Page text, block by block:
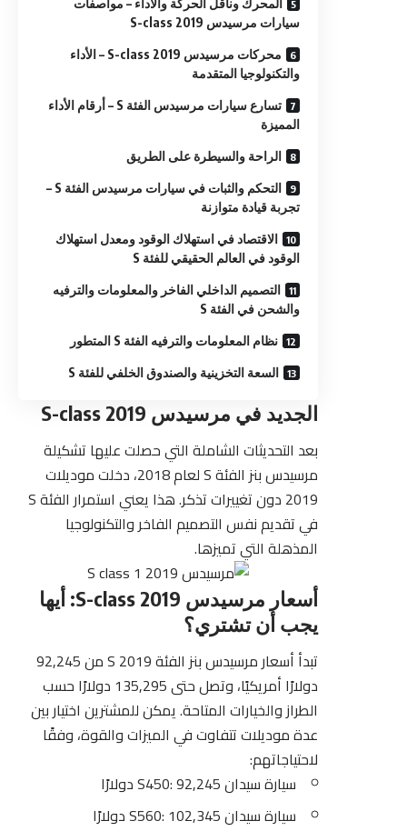
سيارات مرسيدس​ 2019 S-class
محركات مرسيدس​ 2019 S-class – الأداء
والتكنولوجيا المتقدمة
تسارع سيارات مرسيدس الفئة S – أرقام الأداء
المميزة
الراحة والسيطرة على الطريق
التحكم والثبات في سيارات مرسيدس الفئة S –
تجربة قيادة متوازنة
الاقتصاد في استهلاك الوقود ومعدل استهلاك
الوقود في العالم الحقيقي للفئة S
التصميم الداخلي الفاخر والمعلومات والترفيه
والشحن في الفئة S
نظام المعلومات والترفيه الفئة S المتطور
السعة التخزينية والصندوق الخلفي للفئة S
الجديد في مرسيدس​ 2019 S-class
بعد التحديثات الشاملة التي حصلت عليها تشكيلة
مرسيدس بنز الفئة S لعام 2018، دخلت موديلات
2019 دون تغييرات تذكر. هذا يعني استمرار الفئة S
في تقديم نفس التصميم الفاخر والتكنولوجيا
المذهلة التي تميزها.
أسعار مرسيدس​ 2019 S-class: أيها
يجب أن تشتري؟
تبدأ أسعارمرسيدس بنز الفئة S 2019
من 92,245
دولارًا أمريكيًا، وتصل حتى 135,295 دولارًا حسب
الطراز والخيارات المتاحة. يمكن للمشترين اختيار بين
عدة موديلات تتفاوت في الميزات والقوة، وفقًا
لاحتياجاتهم:
سيارة سيدان S450: 92,245 دولارًا
سيارة سيدان S560: 102,345 دولارًا